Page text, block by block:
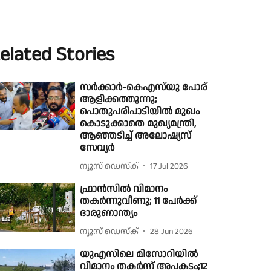
Stories
സർക്കാർ-കെഎസ്‌യു പോര്
ആളിക്കത്തുന്നു;
പൊതുപരിപാടിയിൽ മുഖം
കൊടുക്കാതെ മുഖ്യമന്ത്രി,
ആഞ്ഞടിച്ച് അലോഷ്യസ്
സേവ്യർ
ന്യൂസ് ഡെസ്ക് 17 Jul 2026
ഫ്രാൻസിൽ വിമാനം
തകർന്നുവീണു; 11 പേർക്ക്
ദാരുണാന്ത്യം
ന്യൂസ് ഡെസ്ക് 28 Jun 2026
യുഎസിലെ മിസോറിയില്‍
വിമാനം തകർന്ന് അപകടം;12